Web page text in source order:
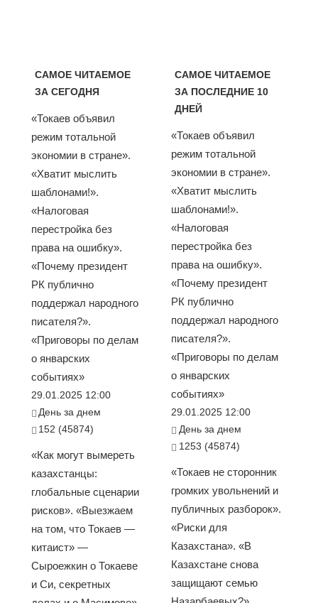
САМОЕ ЧИТАЕМОЕ
ЗА СЕГОДНЯ
«Токаев объявил
режим тотальной
экономии в стране».
«Хватит мыслить
шаблонами!».
«Налоговая
перестройка без
права на ошибку».
«Почему президент
РК публично
поддержал народного
писателя?».
«Приговоры по делам
о январских
событиях»
29.01.2025 12:00
День за днем
152 (45874)
«Как могут вымереть
казахстанцы:
глобальные сценарии
рисков». «Выезжаем
на том, что Токаев —
китаист» —
Сыроежкин о Токаеве
и Си, секретных
САМОЕ ЧИТАЕМОЕ
ЗА ПОСЛЕДНИЕ 10
ДНЕЙ
«Токаев объявил
режим тотальной
экономии в стране».
«Хватит мыслить
шаблонами!».
«Налоговая
перестройка без
права на ошибку».
«Почему президент
РК публично
поддержал народного
писателя?».
«Приговоры по делам
о январских
событиях»
29.01.2025 12:00
День за днем
1253 (45874)
«Токаев не сторонник
громких увольнений и
публичных разборок».
«Риски для
Казахстана». «В
Казахстане снова
защищают семью